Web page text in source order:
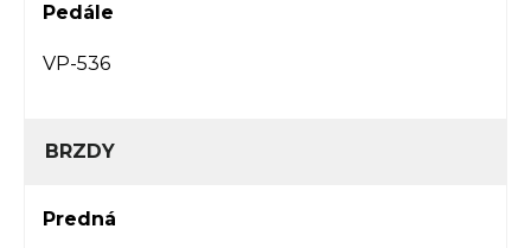
Pedále
VP-536
BRZDY
Predná